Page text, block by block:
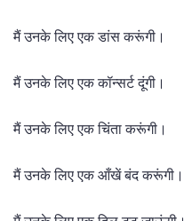
मैं उनके लिए एक डांस करूंगी।
मैं उनके लिए एक कॉन्सर्ट दूंगी।
मैं उनके लिए एक चिंता करूंगी।
मैं उनके लिए एक आँखें बंद करूंगी।